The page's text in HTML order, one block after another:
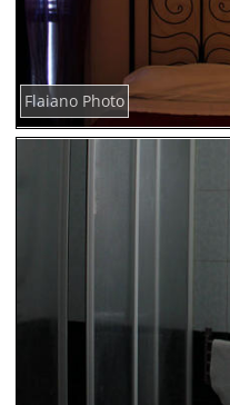
Flaiano Photo